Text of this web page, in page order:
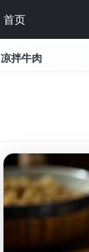
首页
凉拌牛肉